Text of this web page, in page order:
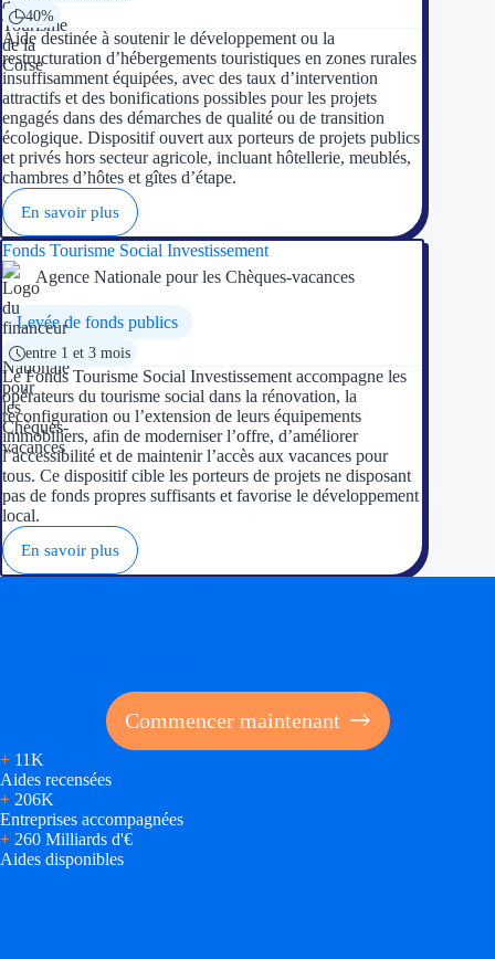
40%
Aide destinée à soutenir le développement ou la
restructuration d’hébergements touristiques en zones rurales
insuffisamment équipées, avec des taux d’intervention
attractifs et des bonifications possibles pour les projets
engagés dans des démarches de qualité ou de transition
écologique. Dispositif ouvert aux porteurs de projets publics
et privés hors secteur agricole, incluant hôtellerie, meublés,
chambres d’hôtes et gîtes d’étape.
En savoir plus
Fonds Tourisme Social Investissement
Agence Nationale pour les Chèques-vacances
Levée de fonds publics
entre 1 et 3 mois
Le Fonds Tourisme Social Investissement accompagne les
opérateurs du tourisme social dans la rénovation, la
reconfiguration ou l’extension de leurs équipements
immobiliers, afin de moderniser l’offre, d’améliorer
l’accessibilité et de maintenir l’accès aux vacances pour
tous. Ce dispositif cible les porteurs de projets ne disposant
pas de fonds propres suffisants et favorise le développement
local.
En savoir plus
Commencer maintenant
+ 11K
Aides recensées
+ 206K
Entreprises accompagnées
+ 260 Milliards d'€
Aides disponibles